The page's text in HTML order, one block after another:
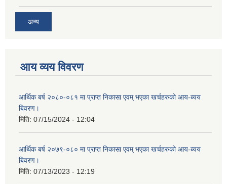
अन्य
आय व्यय विवरण
आर्थिक बर्ष २०८०-०८१ मा प्राप्त निकासा एवम् भएका खर्चहरुको आय-ब्यय
बिवरण।
मिति: 07/15/2024 - 12:04
आर्थिक बर्ष २०७९-०८० मा प्राप्त निकासा एवम् भएका खर्चहरुको आय-ब्यय
बिवरण।
मिति: 07/13/2023 - 12:19